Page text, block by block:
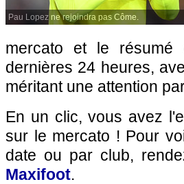
Pau Lopez ne rejoindra pas Côme.
mercato et le résumé
dernières 24 heures,
méritant une attention
En un clic, vous avez
sur le mercato ! Pour
date ou par club,
Maxifoot.